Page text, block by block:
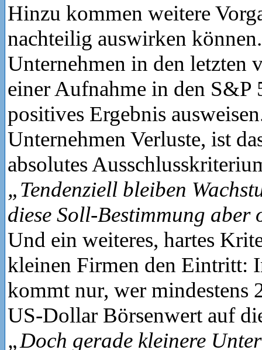
Hinzu kommen weitere
nachteilig auswirken
Unternehmen in den letzten
einer Aufnahme in den S&P
positives Ergebnis
Unternehmen Verluste, ist
absolutes
„Tendenziell bleiben
diese Soll-Bestimmung aber
Und ein weiteres, hartes
kleinen Firmen den Eintritt:
kommt nur, wer mindestens
US-Dollar Börsenwert auf
„Doch gerade kleinere